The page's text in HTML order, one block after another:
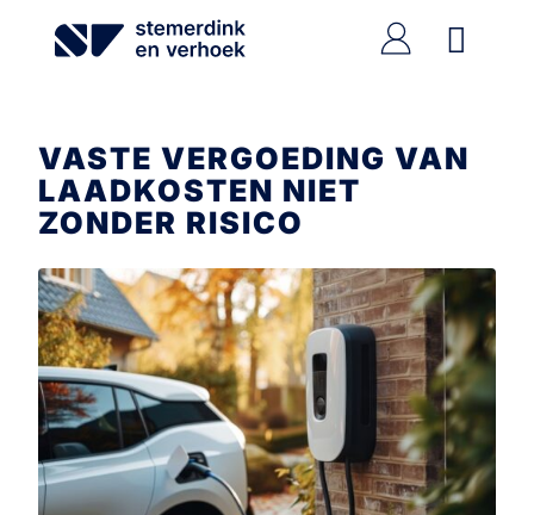
VASTE VERGOEDING VAN
LAADKOSTEN NIET
ZONDER RISICO